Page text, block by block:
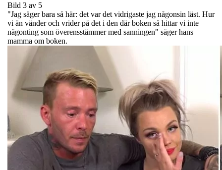
Bild 3 av 5
"Jag säger bara så här: det var det vidrigaste jag någonsin läst. Hur
vi än vänder och vrider på det i den där boken så hittar vi inte
någonting som överensstämmer med sanningen" säger hans
mamma om boken.